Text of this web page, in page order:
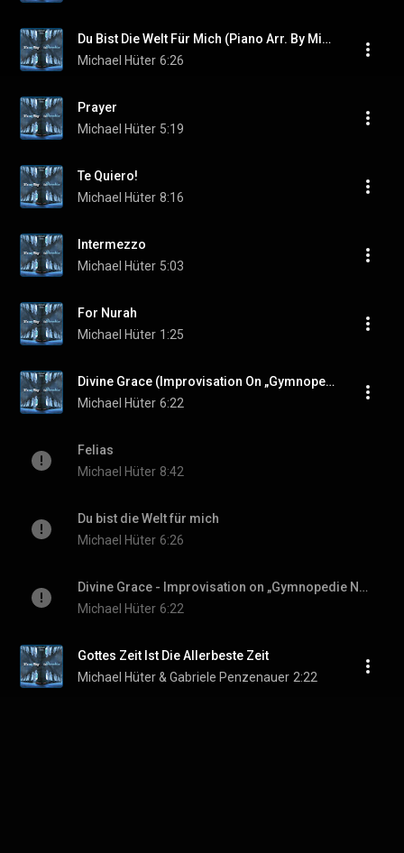
Du Bist Die Welt Für Mich (Piano Arr. By Michael Hüter)
Michael Hüter 6:26
Prayer
Michael Hüter 5:19
Te Quiero!
Michael Hüter 8:16
Intermezzo
Michael Hüter 5:03
For Nurah
Michael Hüter 1:25
Divine Grace (Improvisation On „Gymnopedie Nr. 1“)
Michael Hüter 6:22
Felias
Michael Hüter 8:42
Du bist die Welt für mich
Michael Hüter 6:26
Divine Grace - Improvisation on „Gymnopedie Nr. 1“
Michael Hüter 6:22
Gottes Zeit Ist Die Allerbeste Zeit
Michael Hüter & Gabriele Penzenauer 2:22